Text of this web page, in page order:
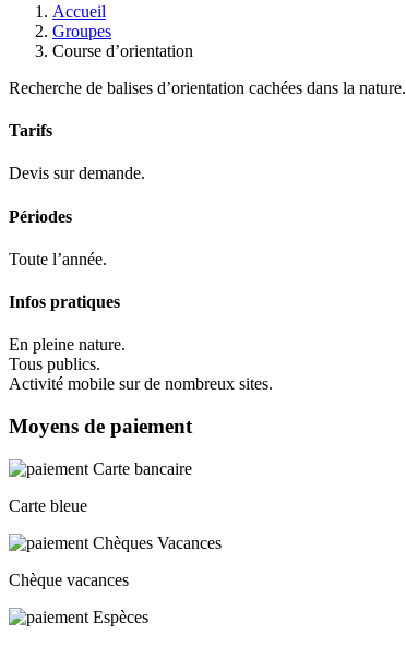
Accueil
Groupes
Course d’orientation
Recherche de balises d’orientation cachées dans la nature.
Tarifs
Devis sur demande.
Périodes
Toute l’année.
Infos pratiques
En pleine nature.
Tous publics.
Activité mobile sur de nombreux sites.
Moyens de paiement
Carte bleue
Chèque vacances